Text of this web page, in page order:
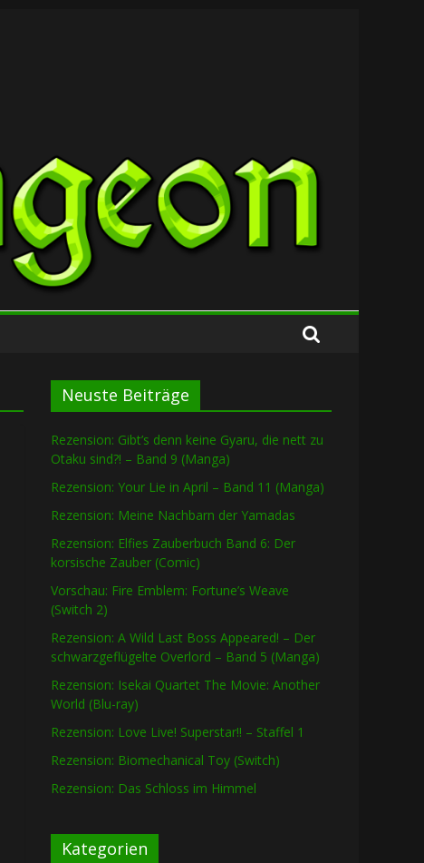
Neuste Beiträge
Rezension: Gibt’s denn keine Gyaru, die nett zu
Otaku sind?! – Band 9 (Manga)
Rezension: Your Lie in April – Band 11 (Manga)
Rezension: Meine Nachbarn der Yamadas
Rezension: Elfies Zauberbuch Band 6: Der
korsische Zauber (Comic)
Vorschau: Fire Emblem: Fortune’s Weave
(Switch 2)
Rezension: A Wild Last Boss Appeared! – Der
schwarzgeflügelte Overlord – Band 5 (Manga)
Rezension: Isekai Quartet The Movie: Another
World (Blu-ray)
Rezension: Love Live! Superstar!! – Staffel 1
Rezension: Biomechanical Toy (Switch)
Rezension: Das Schloss im Himmel
Kategorien